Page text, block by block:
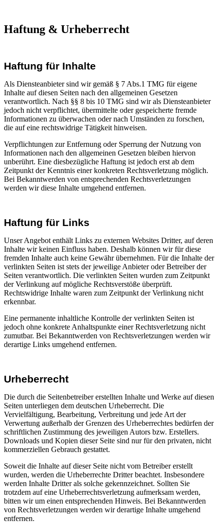
Haftung & Urheberrecht
Haftung für Inhalte
Als Diensteanbieter sind wir gemäß § 7 Abs.1 TMG für eigene
Inhalte auf diesen Seiten nach den allgemeinen Gesetzen
verantwortlich. Nach §§ 8 bis 10 TMG sind wir als Diensteanbieter
jedoch nicht verpflichtet, übermittelte oder gespeicherte fremde
Informationen zu überwachen oder nach Umständen zu forschen,
die auf eine rechtswidrige Tätigkeit hinweisen.
Verpflichtungen zur Entfernung oder Sperrung der Nutzung von
Informationen nach den allgemeinen Gesetzen bleiben hiervon
unberührt. Eine diesbezügliche Haftung ist jedoch erst ab dem
Zeitpunkt der Kenntnis einer konkreten Rechtsverletzung möglich.
Bei Bekanntwerden von entsprechenden Rechtsverletzungen
werden wir diese Inhalte umgehend entfernen.
Haftung für Links
Unser Angebot enthält Links zu externen Websites Dritter, auf deren
Inhalte wir keinen Einfluss haben. Deshalb können wir für diese
fremden Inhalte auch keine Gewähr übernehmen. Für die Inhalte der
verlinkten Seiten ist stets der jeweilige Anbieter oder Betreiber der
Seiten verantwortlich. Die verlinkten Seiten wurden zum Zeitpunkt
der Verlinkung auf mögliche Rechtsverstöße überprüft.
Rechtswidrige Inhalte waren zum Zeitpunkt der Verlinkung nicht
erkennbar.
Eine permanente inhaltliche Kontrolle der verlinkten Seiten ist
jedoch ohne konkrete Anhaltspunkte einer Rechtsverletzung nicht
zumutbar. Bei Bekanntwerden von Rechtsverletzungen werden wir
derartige Links umgehend entfernen.
Urheberrecht
Die durch die Seitenbetreiber erstellten Inhalte und Werke auf diesen
Seiten unterliegen dem deutschen Urheberrecht. Die
Vervielfältigung, Bearbeitung, Verbreitung und jede Art der
Verwertung außerhalb der Grenzen des Urheberrechtes bedürfen der
schriftlichen Zustimmung des jeweiligen Autors bzw. Erstellers.
Downloads und Kopien dieser Seite sind nur für den privaten, nicht
kommerziellen Gebrauch gestattet.
Soweit die Inhalte auf dieser Seite nicht vom Betreiber erstellt
wurden, werden die Urheberrechte Dritter beachtet. Insbesondere
werden Inhalte Dritter als solche gekennzeichnet. Sollten Sie
trotzdem auf eine Urheberrechtsverletzung aufmerksam werden,
bitten wir um einen entsprechenden Hinweis. Bei Bekanntwerden
von Rechtsverletzungen werden wir derartige Inhalte umgehend
entfernen.